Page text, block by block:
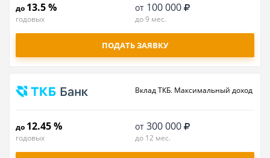
до 13.5 %
годовых
от 100 000
до 9 мес.
ПОДАТЬ ЗАЯВКУ
Вклад ТКБ. Максимальный доход
до 12.45 %
годовых
от 300 000
до 12 мес.